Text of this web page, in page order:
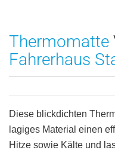
Thermomatte
Fahrerhaus
Diese blickdichten
lagiges Material einen
Hitze sowie Kälte und